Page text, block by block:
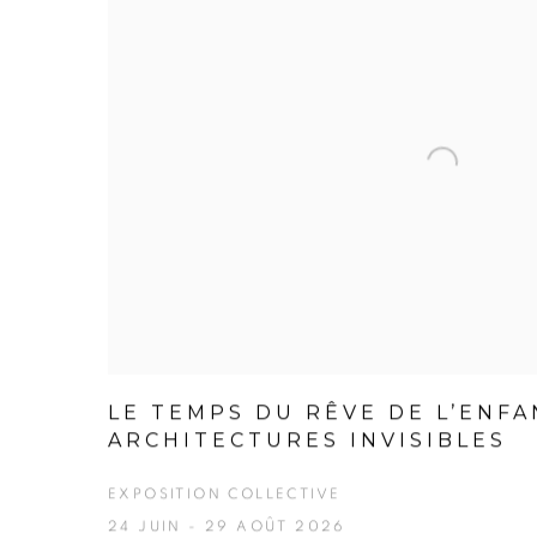
LE TEMPS DU RÊVE DE
ARCHITECTURES INVISIBLES
EXPOSITION COLLECTIVE
24 JUIN - 29 AOÛT 2026